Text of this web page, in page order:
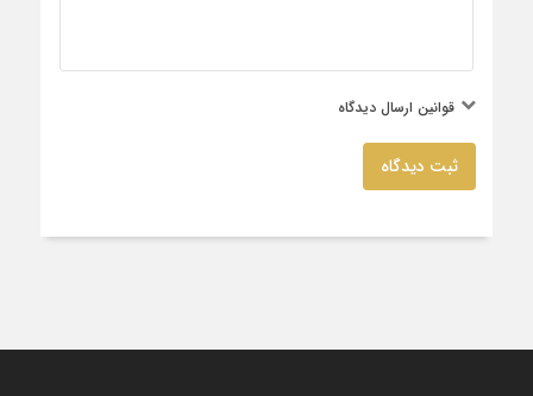
قوانین ارسال دیدگاه
ثبت دیدگاه